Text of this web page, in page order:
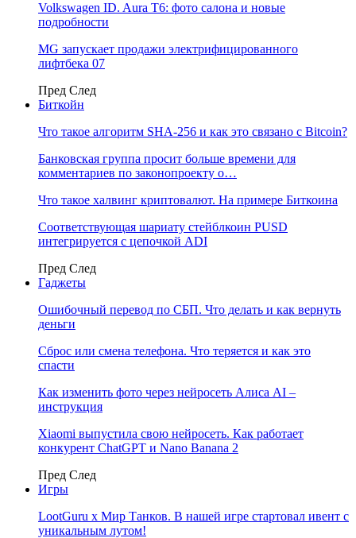
Volkswagen ID. Aura T6: фото салона и новые
подробности
MG запускает продажи электрифицированного
лифтбека 07
Пред След
Биткойн
Что такое алгоритм SHA-256 и как это связано с Bitcoin?
Банковская группа просит больше времени для
комментариев по законопроекту о…
Что такое халвинг криптовалют. На примере Биткоина
Соответствующая шариату стейблкоин PUSD
интегрируется с цепочкой ADI
Пред След
Гаджеты
Ошибочный перевод по СБП. Что делать и как вернуть
деньги
Сброс или смена телефона. Что теряется и как это
спасти
Как изменить фото через нейросеть Алиса AI –
инструкция
Xiaomi выпустила свою нейросеть. Как работает
конкурент ChatGPT и Nano Banana 2
Пред След
Игры
LootGuru x Мир Танков. В нашей игре стартовал ивент с
уникальным лутом!